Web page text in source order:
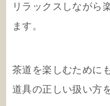
リラックスしながら
ます。
茶道を楽しむためにも
道具の正しい扱い方